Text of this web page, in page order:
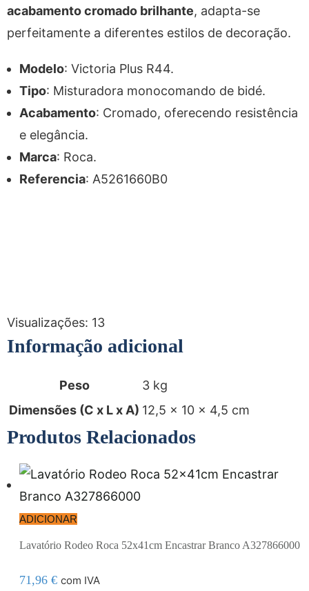
acabamento cromado brilhante, adapta-se
perfeitamente a diferentes estilos de decoração.
Modelo: Victoria Plus R44.
Tipo: Misturadora monocomando de bidé.
Acabamento: Cromado, oferecendo resistência
e elegância.
Marca: Roca.
Referencia: A5261660B0
Visualizações: 13
Informação adicional
Peso
3 kg
Dimensões (C x L x A) 12,5 × 10 × 4,5 cm
Produtos Relacionados
ADICIONAR
Lavatório Rodeo Roca 52x41cm Encastrar Branco A327866000
71,96 € com IVA